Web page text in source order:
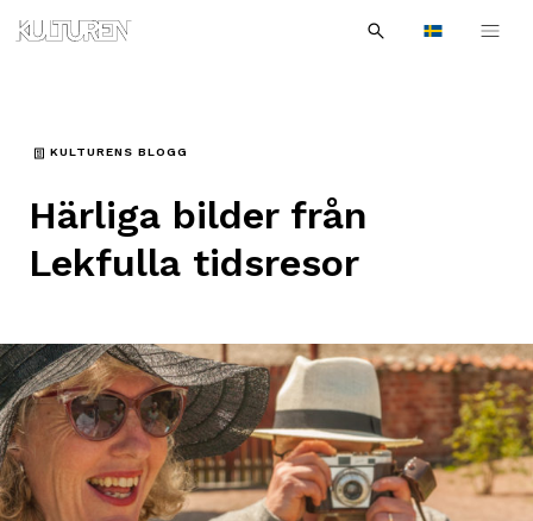
navigationen
innehållet
Languages
efter:
Sök
KULTURENS BLOGG
Härliga bilder från
Lekfulla tidsresor